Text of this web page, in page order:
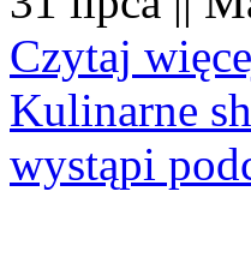
Czytaj
Kulinarne
wystąpi